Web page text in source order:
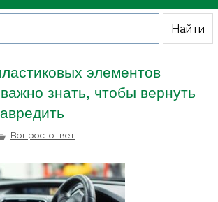
элементов
знать, чтобы вернуть
Вопрос-ответ